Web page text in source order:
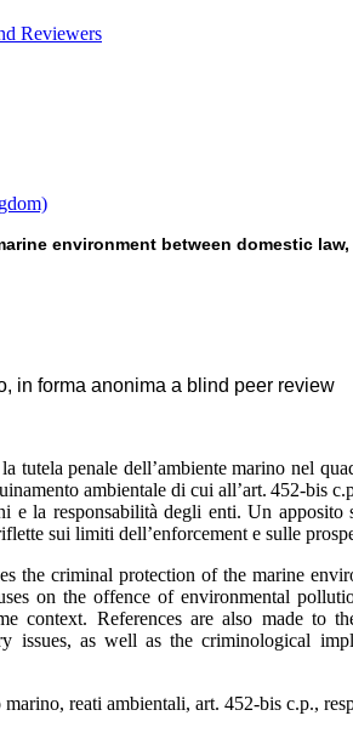
Reviewers
environment between domestic
in forma anonima a blind peer review
la tutela penale dell’ambiente marino nel
ambientale di cui all’art. 452-bis
e la responsabilità degli enti. Un
sui limiti dell’enforcement e sulle
the criminal protection of the marine
on the offence of environmental
context. References are also made to
issues, as well as the criminological
reati ambientali, art. 452-bis c.p.,